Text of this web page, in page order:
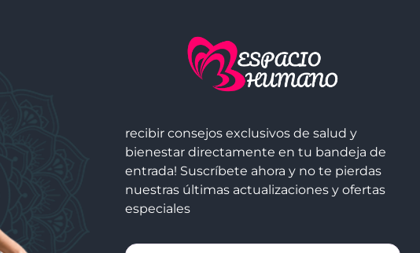
recibir consejos exclusivos de salud y
bienestar directamente en tu bandeja de
entrada! Suscríbete ahora y no te pierdas
nuestras últimas actualizaciones y ofertas
especiales